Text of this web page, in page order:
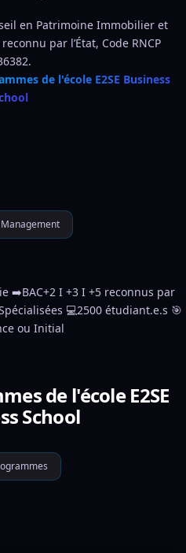
en Patrimoine Immobilier et
par l’État, Code RNCP
de l'école E2SE Business
➡️BAC+2 I +3 I +5 reconnus par
💻2500 étudiant.e.s 🎯
ou Initial
de l'école E2SE
School